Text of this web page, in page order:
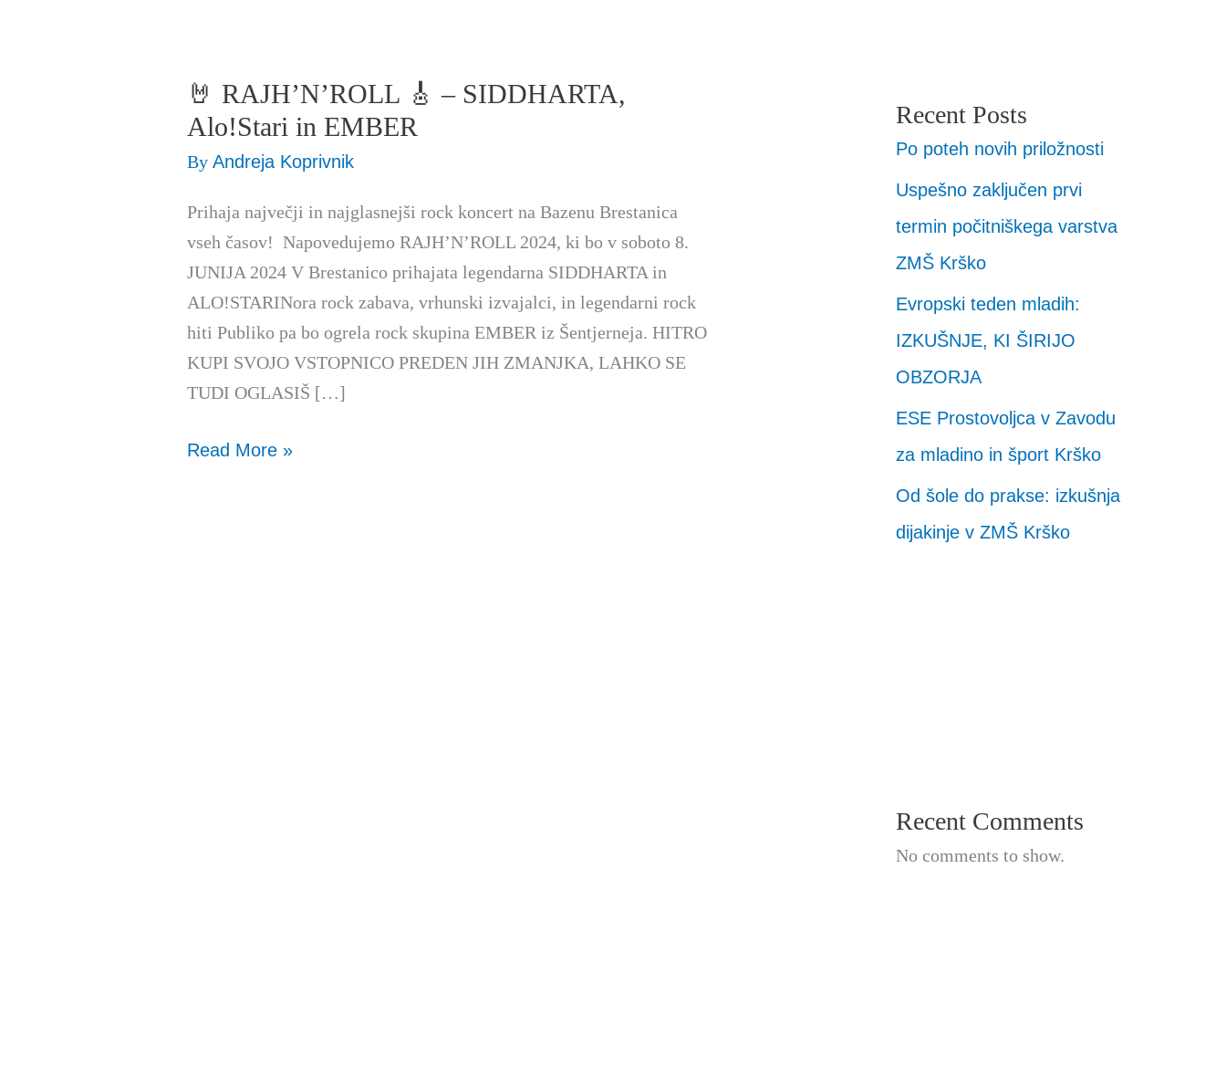
🤘 RAJH’N’ROLL 🎸 – SIDDHARTA,
Alo!Stari in EMBER
ByAndreja Koprivnik
Prihaja največji in najglasnejši rock koncert na Bazenu Brestanica
vseh časov! Napovedujemo RAJH’N’ROLL 2024, ki bo v soboto 8.
JUNIJA 2024 V Brestanico prihajata legendarna SIDDHARTA in
ALO!STARINora rock zabava, vrhunski izvajalci, in legendarni rock
hiti Publiko pa bo ogrela rock skupina EMBER iz Šentjerneja. HITRO
KUPI SVOJO VSTOPNICO PREDEN JIH ZMANJKA, LAHKO SE
TUDI OGLASIŠ […]
🤘
RAJH’N’ROLL
🎸
SIDDHARTA,
Alo!Stari
in
EMBER
Read More »
Recent Posts
Po poteh novih priložnosti
Uspešno zaključen prvi
termin počitniškega varstva
ZMŠ Krško
Evropski teden mladih:
IZKUŠNJE, KI ŠIRIJO
OBZORJA
ESE Prostovoljca v Zavodu
za mladino in šport Krško
Od šole do prakse: izkušnja
dijakinje v ZMŠ Krško
Recent Comments
No comments to show.